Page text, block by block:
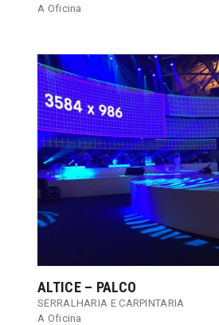
A Oficina
ALTICE – PALCO
SERRALHARIA E CARPINTARIA
A Oficina